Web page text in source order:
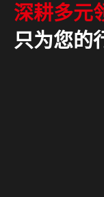
深耕多元
只为您的